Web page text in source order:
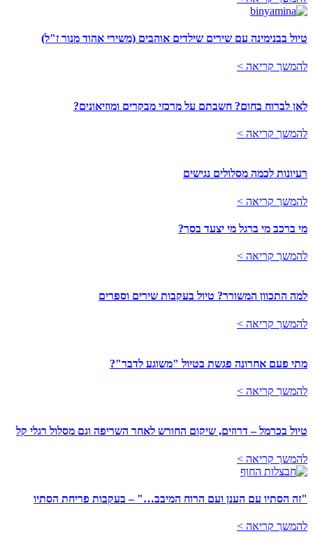
טיול בבנימינה עם שירים שילדים אוהבים (משירי אהוד מנור ז"ל)
להמשך קריאה >
לאן לברוח בחום? חשבתם על מרכזי מבקרים ומוזיאונים?
להמשך קריאה >
רעיונות לכמה מסלולים נגישים
להמשך קריאה >
מי ברכב מי ברגל מי יצעד בסך?
להמשך קריאה >
למה התכוון המשורר? טיול בעקבות שירים וספרים
להמשך קריאה >
מתי פעם אחרונה פגשת בטיול "משוגע לדבר"?
להמשך קריאה >
טיול בכרמל – דרוזים, שיקום החורש לאחר השריפה וגם מסלול רגלי קל
להמשך קריאה >
"זה הסתיו עם הענן ועם הרוח המיבב…" – בעקבות פריחת הסתיו
להמשך קריאה >